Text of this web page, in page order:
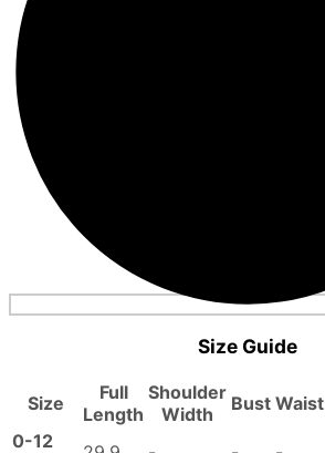
Size Guide
Size
Full
Length
Shoulder
Width
Bust Waist
0-12